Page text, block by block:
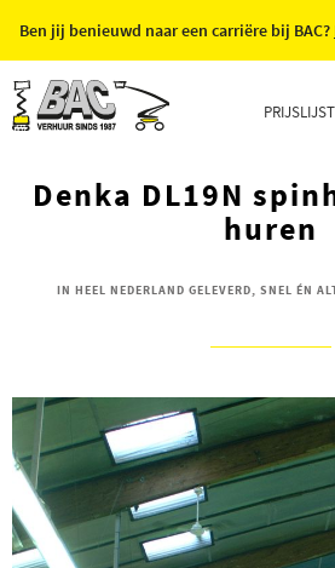
Ben jij benieuwd naar een carriëre bij BAC?
PRIJSLIJST
Denka DL19N
huren
IN HEEL NEDERLAND GELEVERD, SNEL ÉN